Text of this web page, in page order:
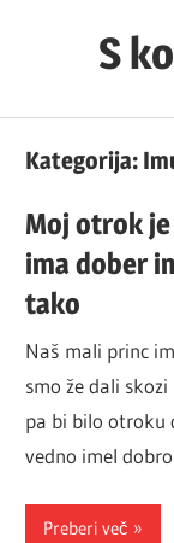
S
Kategorija:
Moj otrok
ima dober
tako
Naš mali princ
smo že dali
pa bi bilo otroku
vedno imel
Preberi več